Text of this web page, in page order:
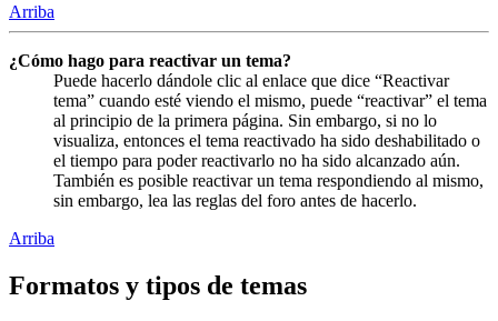
Arriba
¿Cómo hago para reactivar un tema?
Puede hacerlo dándole clic al enlace que dice “Reactivar
tema” cuando esté viendo el mismo, puede “reactivar” el tema
al principio de la primera página. Sin embargo, si no lo
visualiza, entonces el tema reactivado ha sido deshabilitado o
el tiempo para poder reactivarlo no ha sido alcanzado aún.
También es posible reactivar un tema respondiendo al mismo,
sin embargo, lea las reglas del foro antes de hacerlo.
Arriba
Formatos y tipos de temas